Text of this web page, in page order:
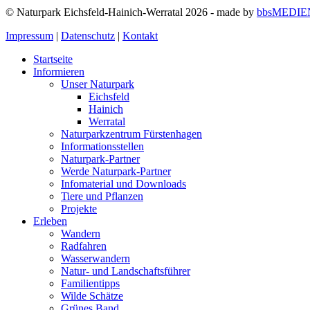
© Naturpark Eichsfeld-Hainich-Werratal 2026 - made by
Impressum | Datenschutz | Kontakt
Startseite
Informieren
Unser Naturpark
Eichsfeld
Hainich
Werratal
Naturparkzentrum Fürstenhagen
Informationsstellen
Naturpark-Partner
Werde Naturpark-Partner
Infomaterial und Downloads
Tiere und Pflanzen
Projekte
Erleben
Wandern
Radfahren
Wasserwandern
Natur- und Landschaftsführer
Familientipps
Wilde Schätze